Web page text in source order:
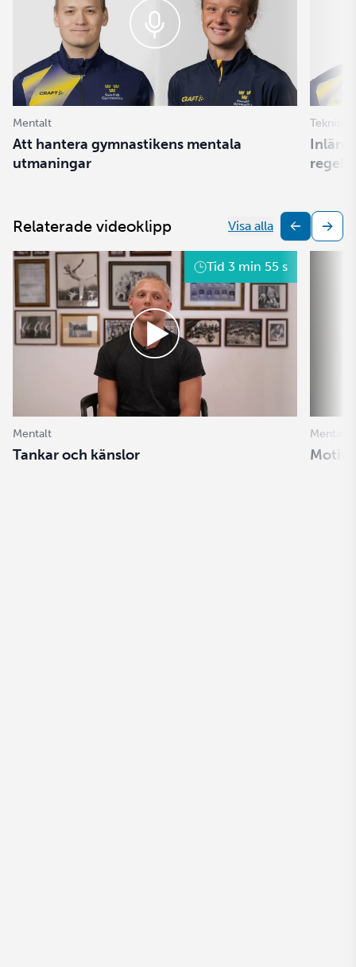
Mentalt
Att hantera gymnastikens mentala
utmaningar
Tekniskt
Relaterade videoklipp Visa alla
Tid 3 min 55 s
Mentalt
Tankar och känslor
Mentalt